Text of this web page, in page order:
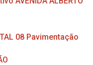
08 Pavimentação